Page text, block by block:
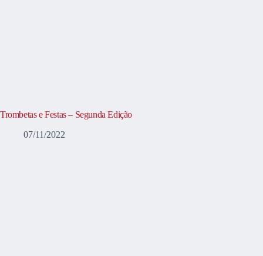
Trombetas e Festas – Segunda Edição
07/11/2022